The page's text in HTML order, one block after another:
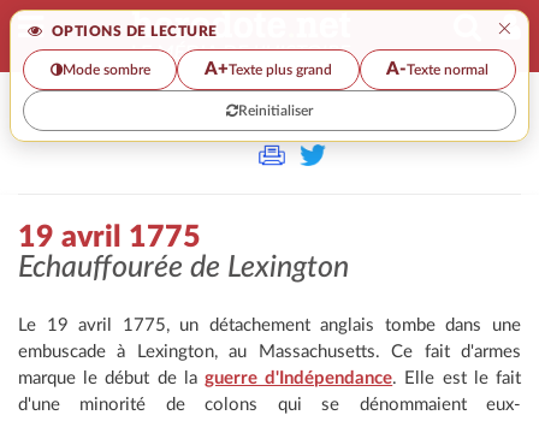
OPTIONS DE LECTURE ×
Mode sombre A+Texte plus grand A-Texte normal
Reinitialiser
>
19 avril 1775
Echauffourée de Lexington
Le 19 avril 1775, un détachement anglais tombe dans une
embuscade à Lexington, au Massachusetts. Ce fait d'armes
marque le début de la guerre d'Indépendance. Elle est le fait
d'une minorité de colons qui se dénommaient eux-